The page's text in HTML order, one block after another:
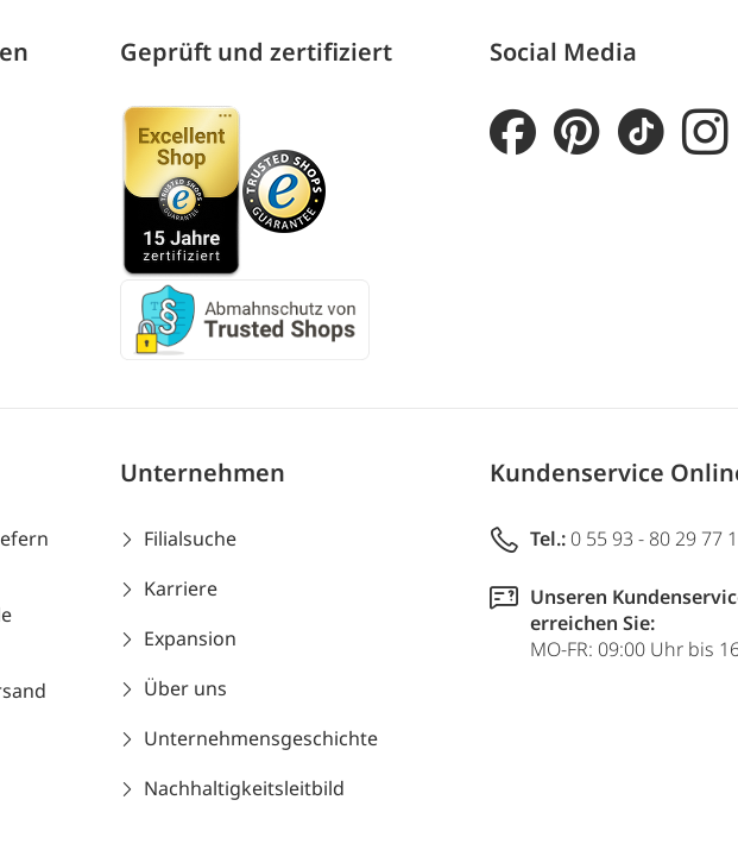
Geprüft und zertifiziert Social Media
Unternehmen
Filialsuche
Karriere
Expansion
Über uns
Unternehmensgeschichte
Nachhaltigkeitsleitbild
Kundenservice
Tel.: 0 55 93 - 80 29 77
Unseren
erreichen Sie:
MO-FR: 09:00 Uhr bis